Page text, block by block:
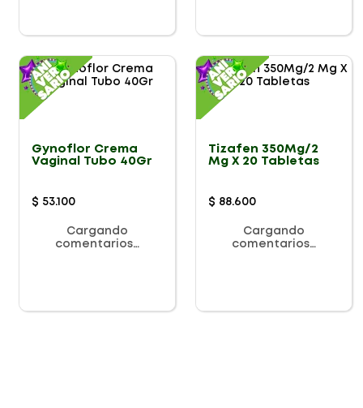
Gynoflor Crema
Vaginal Tubo 40Gr
$ 53.100
Cargando
comentarios…
Tizafen 350Mg/2
Mg X 20 Tabletas
$ 88.600
Cargando
comentarios…